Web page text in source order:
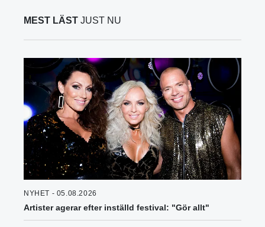
MEST LÄST JUST NU
NYHET - 05.08.2026
Artister agerar efter inställd festival: "Gör allt"